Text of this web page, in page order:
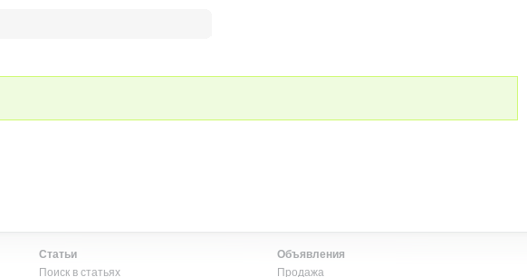
Статьи
Поиск в статьях
Объявления
Продажа